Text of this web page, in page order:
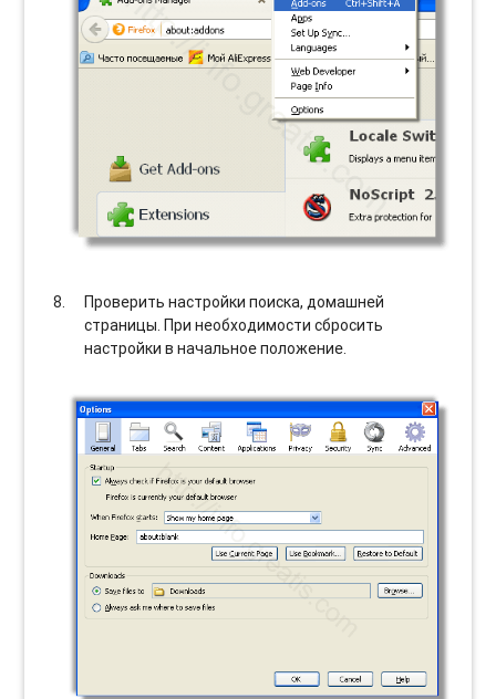
Проверить настройки поиска, домашней
страницы. При необходимости сбросить
настройки в начальное положение.